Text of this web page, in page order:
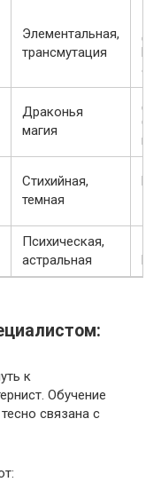
Элементальная,
трансмутация
Драконья
магия
Стихийная,
темная
Психическая,
астральная
к
Обучение
связана с